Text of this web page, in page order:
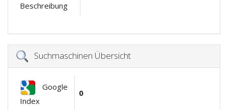
Beschreibung
Suchmaschinen Übersicht
Google
Index
0